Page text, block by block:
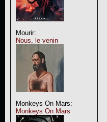
Mourir:
Nous, le venin
Monkeys On Mars:
Monkeys On Mars